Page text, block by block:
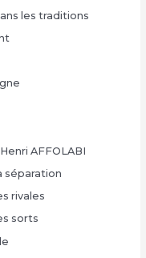
les traditions
AFFOLABI
séparation
rivales
sorts